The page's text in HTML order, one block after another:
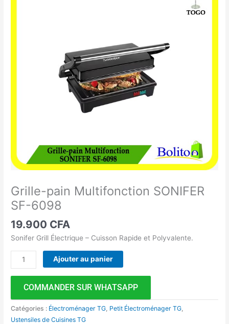
Grille-pain Multifonction SONIFER
SF-6098
19.900 CFA
Sonifer Grill Électrique – Cuisson Rapide et Polyvalente.
Ajouter au panier
COMMANDER SUR WHATSAPP
Catégories : Électroménager TG Petit Électroménager TG
Ustensiles de Cuisines TG